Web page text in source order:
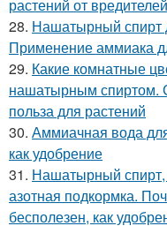
растений от
28. Нашатырный спирт
Применение аммиака
29. Какие комнатные
нашатырным спиртом.
польза для растений
30. Аммиачная вода
как удобрение
31. Нашатырный спирт,
азотная подкормка.
бесполезен, как